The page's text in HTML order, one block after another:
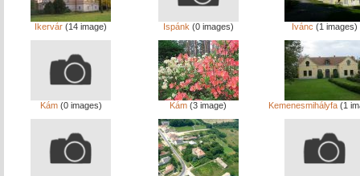
Ikervár (14 image) Ispánk (0 images) Ivánc (1 images)
Kám(0 images) Kám (3 image) Kemenesmihályfa(1